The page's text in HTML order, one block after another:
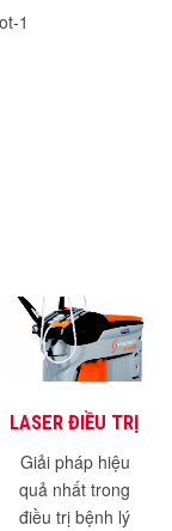
LASER ĐIỀU TRỊ
MẠCH MÁU
VASQ
Giải pháp hiệu
quả nhất trong
điều trị bệnh lý